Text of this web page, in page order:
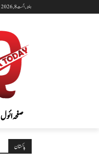
ہفتہ, اگست 8, 2026
صفحہ ائول
پاکستان